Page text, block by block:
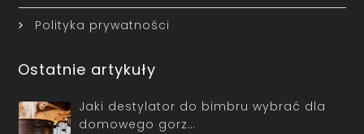
Polityka prywatności
Ostatnie artykuły
Jaki destylator do bimbru wybrać dla
domowego gorz…